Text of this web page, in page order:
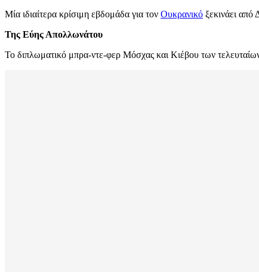
Μία ιδιαίτερα κρίσιμη εβδομάδα για τον Ουκρανικό ξεκινάει
Της Εύης Απολλωνάτου
Το διπλωματικό μπρα-ντε-φερ Μόσχας και Κιέβου των